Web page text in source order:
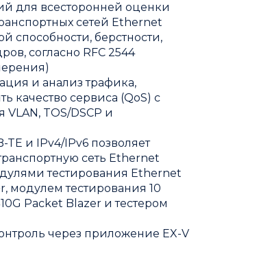
для всесторонней оценки
сетей Ethernet
способности, берстности,
согласно RFC 2544
и анализ трафика,
качество сервиса (QoS) с
TOS/DSCP и
и IPv4/IPv6 позволяет
сеть Ethernet
тестирования Ethernet
модулем тестирования 10
Packet Blazer и тестером
через приложение EX-V